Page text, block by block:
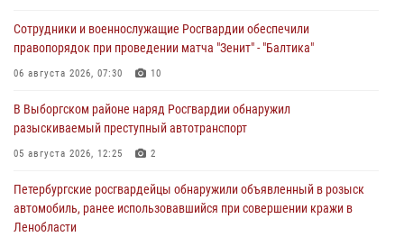
Сотрудники и военнослужащие Росгвардии обеспечили
правопорядок при проведении матча "Зенит" - "Балтика"
06 августа 2026, 07:30 10
В Выборгском районе наряд Росгвардии обнаружил
разыскиваемый преступный автотранспорт
05 августа 2026, 12:25 2
Петербургские росгвардейцы обнаружили объявленный в розыск
автомобиль, ранее использовавшийся при совершении кражи в
Ленобласти